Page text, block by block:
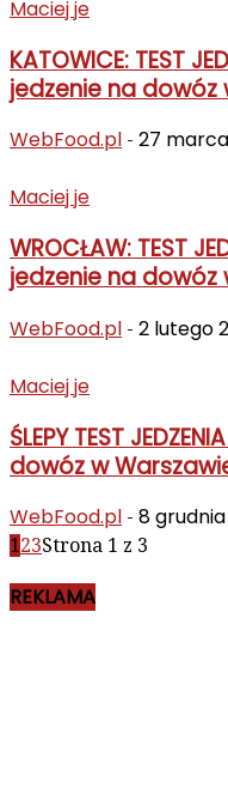
Maciej je
KATOWICE: TEST
jedzenie na dowóz
WebFood.pl - 27
Maciej je
WROCŁAW: TEST
jedzenie na dowóz
WebFood.pl - 2 lutego
Maciej je
ŚLEPY TEST
dowóz w
WebFood.pl - 8 grudnia
123Strona 1 z 3
REKLAMA